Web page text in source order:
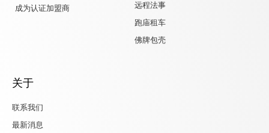
成为认证加盟商
远程法事
跑庙租车
佛牌包壳
关于
联系我们
最新消息